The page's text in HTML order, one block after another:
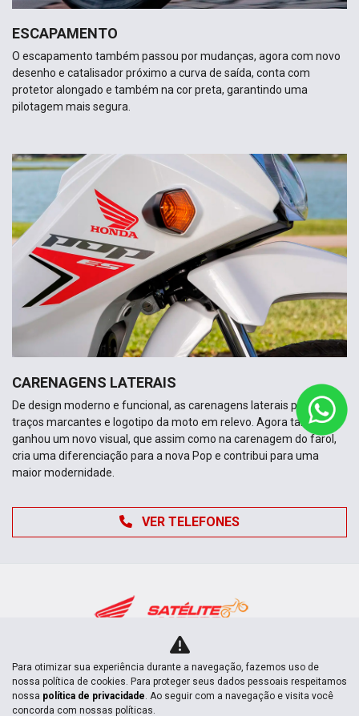
ESCAPAMENTO
O escapamento também passou por mudanças, agora com novo
desenho e catalisador próximo a curva de saída, conta com
protetor alongado e também na cor preta, garantindo uma
pilotagem mais segura.
CARENAGENS LATERAIS
De design moderno e funcional, as carenagens laterais possuem
traços marcantes e logotipo da moto em relevo. Agora também
ganhou um novo visual, que assim como na carenagem do farol,
cria uma diferenciação para a nova Pop e contribui para uma
maior modernidade.
VER TELEFONES
Novas
Para otimizar sua experiência durante a navegação, fazemos uso de
nossa política de cookies. Para proteger seus dados pessoais respeitamos
nossa política de privacidade. Ao seguir com a navegação e visita você
concorda com nossas políticas.